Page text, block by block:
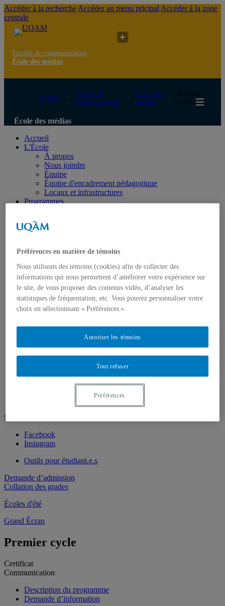
Accéder à la recherche Accéder au menu pricipal Accéder à la zone
centrale
Faculté de communication
École des médias
UQAM
Faculté de
communication
École des
médias
Premier
cycle
École des médias
Accueil
L'École
À propos
Nous joindre
Équipe
Équipe d'encadrement pédagogique
Locaux et infrastructures
Programmes
Corps enseignant
Professeur-e-s émérites, associé-e-s et invité-e-s
Recherche et création
Productions étudiantes
Films (cinéma)
Télévision
Création d'expériences immersives et interactives
Production et stratégies, industries culturelles
Médias numériques
Médias expérimentaux
Écoles d'été
Tremplin
À propos de Tremplin
Partenaires
Suivez-nous
Facebook
Instagram
Outils pour étudiant.e.s
Demande d’admission
Collation des grades
Écoles d'été
Grand Écran
Premier cycle
Certificat
Communication
Description du programme
Demande d’information
Préférences en matière de témoins
Nous utilisons des témoins (cookies) afin de collecter des
informations qui nous permettent d’améliorer votre expérience sur
le site, de vous proposer des contenus vidéo, d’analyser les
statistiques de fréquentation, etc. Vous pouvez personnaliser votre
choix en sélectionnant « Préférences ».
Tout refuser
Autoriser les témoins
Préférences